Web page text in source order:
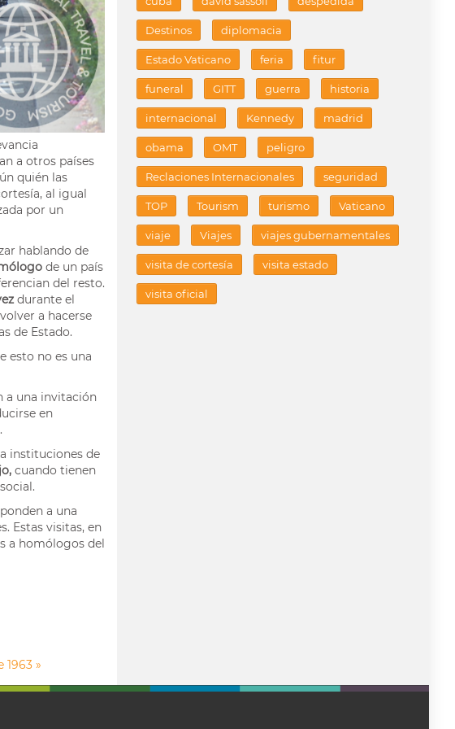
a otros países
quién las
al igual
por un
hablando de
de un país
del resto.
durante el
a hacerse
de Estado.
esto no es una
a una invitación
en
instituciones de
cuando tienen
a una
Estas visitas, en
a homólogos del
»
Destinos diplomacia
Estado Vaticano feria fitur
funeral GITT guerra historia
internacional Kennedy madrid
obama OMT peligro
Reclaciones Internacionales seguridad
TOP Tourism turismo Vaticano
viaje Viajes viajes gubernamentales
visita de cortesía visita estado
visita oficial